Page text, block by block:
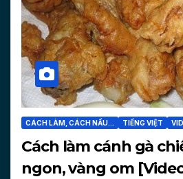
CÁCH LÀM, CÁCH NẤU... TIẾNG VIỆT
Cách làm cánh gà
ngon, vàng om